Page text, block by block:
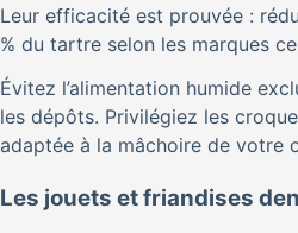
Leur efficacité est prouvée :
% du tartre selon les marques
Évitez l’alimentation humide
les dépôts. Privilégiez les
adaptée à la mâchoire de votre
Les jouets et friandises